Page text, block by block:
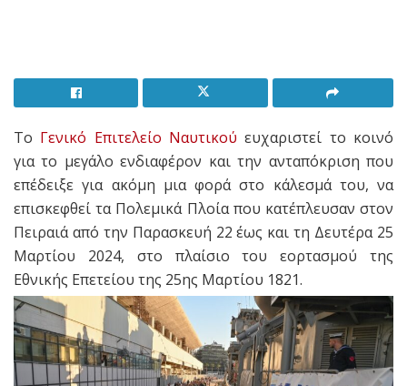
Το Γενικό Επιτελείο Ναυτικού ευχαριστεί το κοινό
για το μεγάλο ενδιαφέρον και την ανταπόκριση που
επέδειξε για ακόμη μια φορά στο κάλεσμά του, να
επισκεφθεί τα Πολεμικά Πλοία που κατέπλευσαν στον
Πειραιά από την Παρασκευή 22 έως και τη Δευτέρα 25
Μαρτίου 2024, στο πλαίσιο του εορτασμού της
Εθνικής Επετείου της 25ης Μαρτίου 1821.